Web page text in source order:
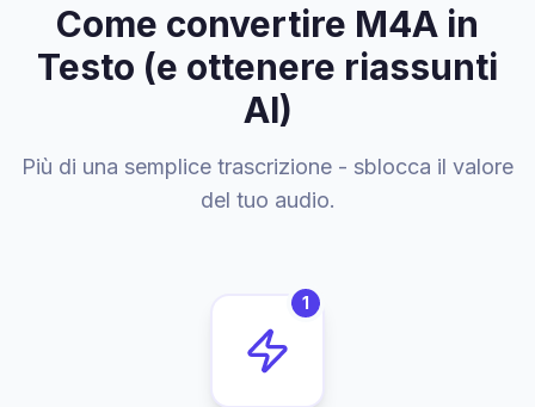
Come convertire M4A in
Testo (e ottenere riassunti
AI)
Più di una semplice trascrizione - sblocca il valore
del tuo audio.
1